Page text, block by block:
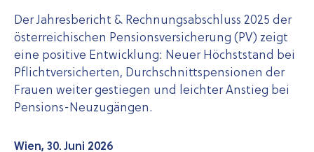
Der Jahresbericht & Rechnungsabschluss 2025 der
österreichischen Pensionsversicherung (PV) zeigt
eine positive Entwicklung: Neuer Höchststand bei
Pflichtversicherten, Durchschnitts­pensionen der
Frauen weiter gestiegen und leichter Anstieg bei
Pensions-Neuzugängen.
Wien, 30. Juni 2026